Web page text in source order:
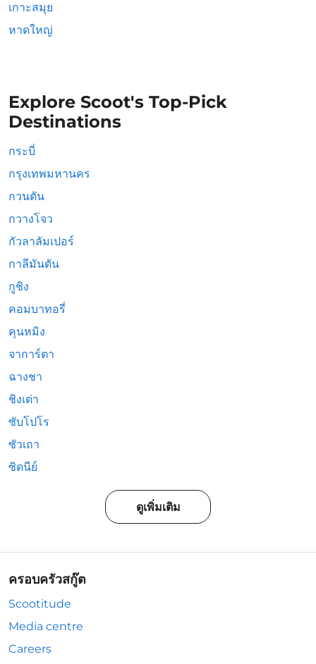
เกาะสมุย
หาดใหญ่
Explore Scoot's Top-Pick
Destinations
กระบี่
กรุงเทพมหานคร
กวนตัน
กวางโจว
กัวลาลัมเปอร์
กาลีมันตัน
กูชิง
คอมบาทอรี่
คุนหมิง
จาการ์ตา
ฉางชา
ชิงเต่า
ซับโปโร
ซัวเถา
ซิดนีย์
ดูเพิ่มเติม
ครอบครัวสกู๊ต
Scootitude
Media centre
Careers